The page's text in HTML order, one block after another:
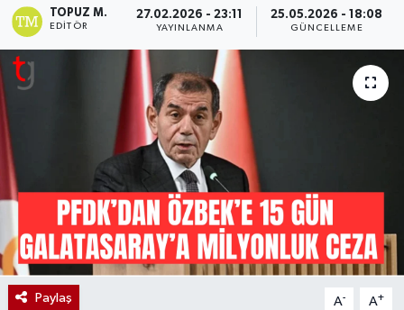
TOPUZ M.
EDITÖR
27.02.2026 - 23:11
YAYINLANMA
25.05.2026 - 18:08
GÜNCELLEME
Paylaş A- A+
TÜRKİYE